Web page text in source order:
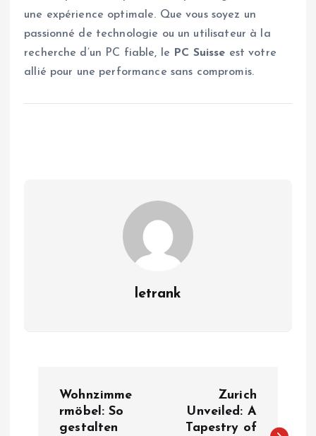
une expérience optimale. Que vous soyez un
passionné de technologie ou un utilisateur à la
recherche d’un PC fiable, le PC Suisse est votre
allié pour une performance sans compromis.
letrank
Wohnzimme
rmöbel: So
gestalten
Zurich
Unveiled: A
Tapestry of